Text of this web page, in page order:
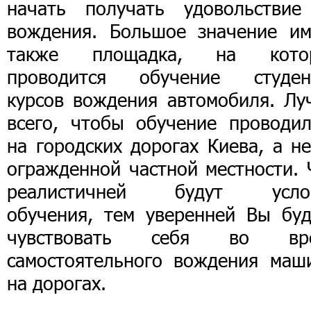
начать получать
вождения. Большое значение
также площадка, на
проводится обучение
курсов вождения автомобиля.
всего, чтобы обучение
на городских дорогах Киева, а
огражденной частной местности.
реалистичней будут
обучения, тем уверенней Вы
чувствовать себя во
самостоятельного вождения
на дорогах.